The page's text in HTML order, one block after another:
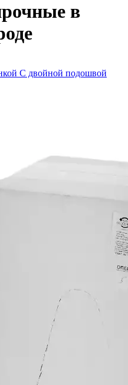
в
С двойной подошвой